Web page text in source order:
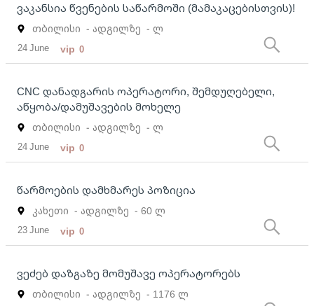
ვაკანსია წვენების საწარმოში (მამაკაცებისთვის)!
თბილისი - ადგილზე - ლ
24 June vip 0
CNC დანადგარის ოპერატორი, შემდუღებელი,
აწყობა/დამუშავების მოხელე
თბილისი - ადგილზე - ლ
24 June vip 0
წარმოების დამხმარეს პოზიცია
კახეთი - ადგილზე - 60 ლ
23 June vip 0
ვეძებ დაზგაზე მომუშავე ოპერატორებს
თბილისი - ადგილზე - 1176 ლ